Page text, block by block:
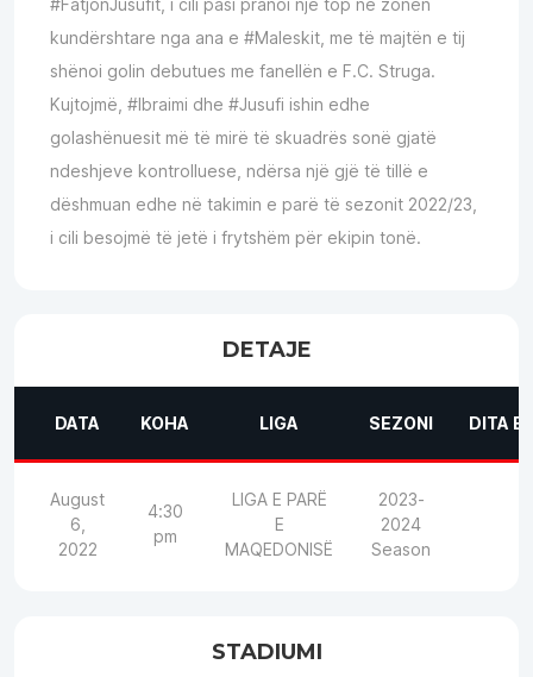
kundërshtare nga ana e #Maleskit, me të majtën e tij
shënoi golin debutues me fanellën e F.C. Struga.
Kujtojmë, #Ibraimi dhe #Jusufi ishin edhe
golashënuesit më të mirë të skuadrës sonë gjatë
ndeshjeve kontrolluese, ndërsa një gjë të tillë e
dëshmuan edhe në takimin e parë të sezonit 2022/23,
i cili besojmë të jetë i frytshëm për ekipin tonë.
DETAJE
DATA KOHA LIGA SEZONI DITA E
August
6,
2022
4:30
pm
LIGA E PARË
E
MAQEDONISË
2023-
2024
Season
STADIUMI